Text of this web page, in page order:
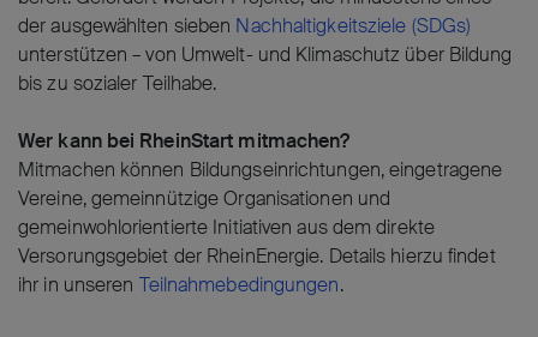
der ausgewählten sieben Nachhaltigkeitsziele (SDGs)
unterstützen – von Umwelt- und Klimaschutz über Bildung
bis zu sozialer Teilhabe.
Wer kann bei RheinStart mitmachen?
Mitmachen können Bildungseinrichtungen, eingetragene
Vereine, gemeinnützige Organisationen und
gemeinwohlorientierte Initiativen aus dem direkte
Versorungsgebiet der RheinEnergie. Details hierzu findet
ihr in unseren Teilnahmebedingungen.